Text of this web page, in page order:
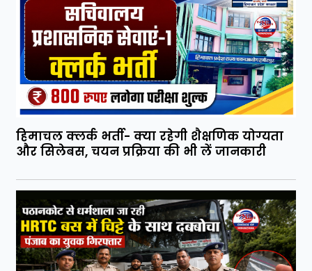
हिमाचल क्लर्क भर्ती- क्या रहेगी शैक्षणिक योग्यता
और सिलेबस, चयन प्रक्रिया की भी लें जानकारी